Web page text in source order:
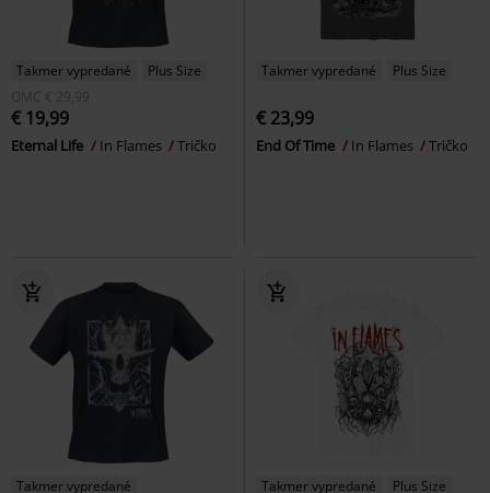
Takmer vypredané
Plus Size
OMC € 29,99
€ 19,99
Eternal Life In Flames Tričko
Takmer vypredané Plus Size
€ 23,99
End Of Time In Flames Tričko
Takmer vypredané Takmer vypredané Plus Size